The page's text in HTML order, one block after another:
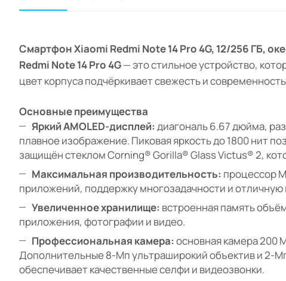
Смартфон Xiaomi Redmi Note 14 Pro 4G, 12/256 ГБ,
Redmi Note 14 Pro 4G— это стильное устройство,
цвет корпуса подчёркивает свежесть и
Основные преимущества
Яркий AMOLED-дисплей: диагональ 6.67 дюйма,
плавное изображение. Пиковая яркость до 1800 нит
защищён стеклом Corning® Gorilla® Glass Victus® 2,
Максимальная производительность: процессор
приложений, поддержку многозадачности и отличную
Увеличенное хранилище: встроенная память
приложения, фотографии и видео.
Профессиональная камера: основная камера 200
Дополнительные 8-Мп ультраширокий объектив и 2-
обеспечивает качественные селфи и видеозвонки.